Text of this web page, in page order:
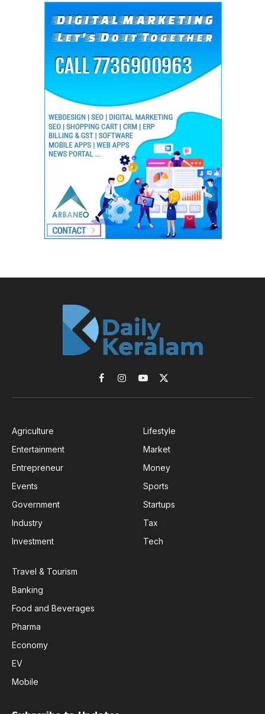
Facebook
InstagramYouTube
X
(Twitter)
Agriculture
Entertainment
Entrepreneur
Events
Government
Industry
Investment
Lifestyle
Market
Money
Sports
Startups
Tax
Tech
Travel & Tourism
Banking
Food and Beverages
Pharma
Economy
EV
Mobile